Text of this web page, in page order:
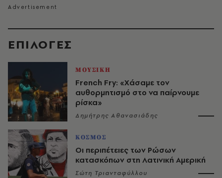
EΠΙΛΟΓΈΣ
ΜΟΥΣΙΚΗ
French Fry: «Χάσαμε τον
αυθορμητισμό στο να παίρνουμε
ρίσκα»
Δημήτρης Αθανασιάδης
ΚΟΣΜΟΣ
Οι περιπέτειες των Ρώσων
κατασκόπων στη Λατινική Αμερική
Σώτη Τριανταφύλλου